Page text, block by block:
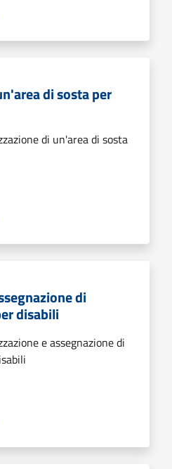
di sosta per
di un'area di sosta
di
disabili
e assegnazione di